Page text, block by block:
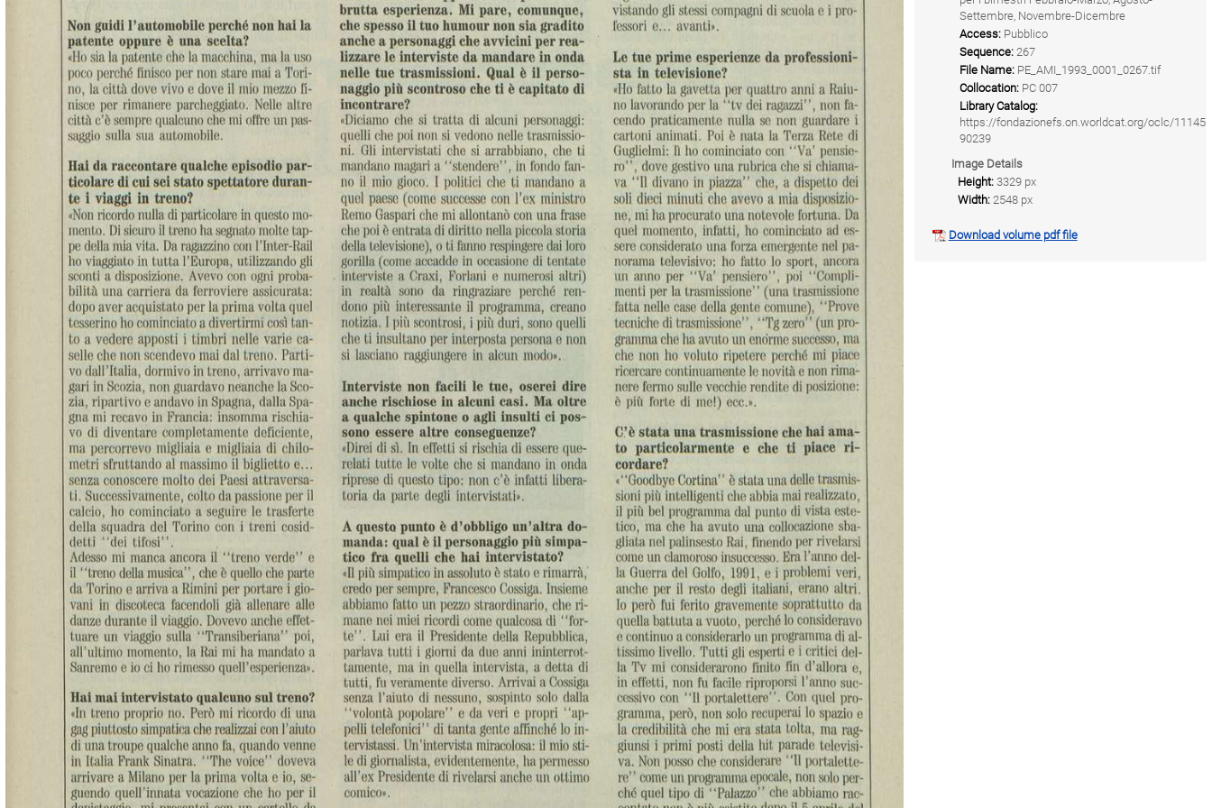
Settembre, Novembre-Dicembre
Access: Pubblico
Sequence: 267
File Name: PE_AMI_1993_0001_0267.tif
Collocation: PC 007
Library Catalog:
https://fondazionefs.on.worldcat.org/oclc/11145
90239
Image Details
Height: 3329 px
Width: 2548 px
Download volume pdf file